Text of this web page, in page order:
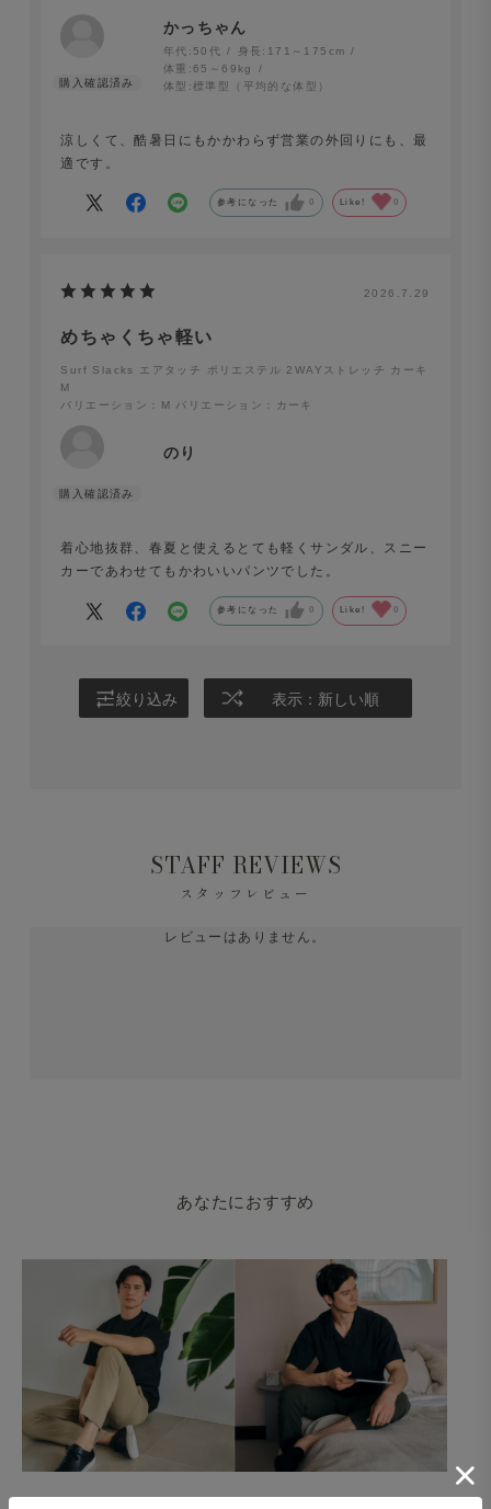
Surf Slacks ライトウェイト ドライタッチポリエステル
ーパードシルエットが絶妙なバランス。軽快な素材感なが
らも足元までスマートにまとまり涼しさと上品さを両立し
ています。
かっちゃん
年代: 50代 身長: 171～175cm
体重:65～69kg
体型:標準型（平均的な体型）
涼しくて、酷暑日にもかかわらず営業の外回りにも、最
適です。
参考になった 0 Like! 0
2026.7.29
めちゃくちゃ軽い
Surf Slacks エアタッチ ポリエステル 2WAYストレッチ カーキ
M
バリエーション：M バリエーション：カーキ
のり
着心地抜群、春夏と使えるとても軽くサンダル、スニー
カーであわせてもかわいいパンツでした。
参考になった 0 Like! 0
絞り込み 表示：新しい順
STAFF REVIEWS
スタッフレビュー
レビューはありません。
あなたにおすすめ